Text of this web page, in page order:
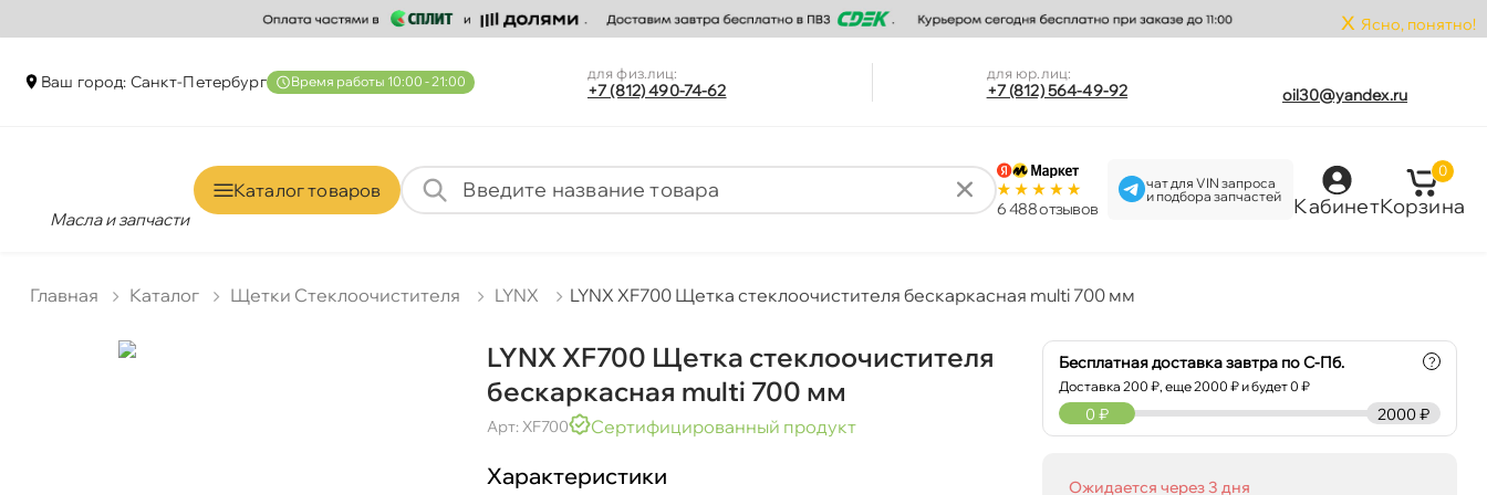
x Ясно, понятно!
аш город: Санкт-Петербур ремя работы 10:00 - 21:00 для физ.лиц:
+7 (812) 490-74-62
для юр.лиц:
+7 (812) 564-49-92 oil30@yandex.ru
Масла и запчасти
Каталог товаро
6 488 отзыво
чат для VIN запроса
и подбора запчастей
Кабинет
0
Корзина
Главная Катало Щетки Стеклоочистителя LYNX LYNX XF700 Щетка стеклоочистителя бескаркасная multi 700 мм
LYNX XF700 Щетка стеклоочистителя
ескаркасная multi 700 мм
Арт: XF700 Сертифицированный продукт
Характеристики
Бесплатная доставка завтра по С-Пб.
Доставка200 ₽, еще2000 ₽ и будет 0 ₽
?
2000 ₽
0 ₽
Ожидается через 3 дня